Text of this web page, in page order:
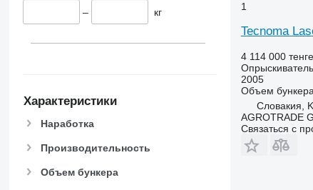
– кг
Характеристики
Наработка
Производительность
Объем бункера
1
Tecnoma
4 114 000 тенге
2005
Объем бункера
Словакия,
AGROTRADE
Связаться с